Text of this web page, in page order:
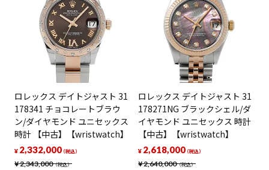
ロレックス デイトジャスト 31
178341 チョコレートブラウ
ン/ダイヤモンド ユニセックス
時計 【中古】【wristwatch】
¥2,343,000（税込）
¥ 2,332,000（税込）
ロレックス デイトジャスト 31
178271NG ブラックシェル/ダ
イヤモンド ユニセックス 時計
【中古】【wristwatch】
¥2,640,000（税込）
¥ 2,618,000（税込）